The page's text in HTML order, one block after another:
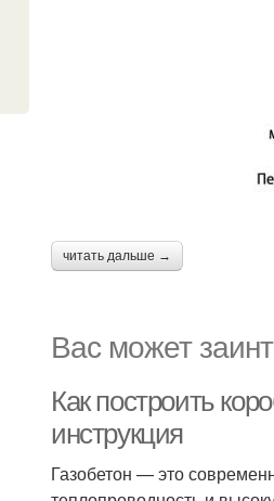
читать дальше →
Вас может
Как построить
инструкция
Газобетон — это